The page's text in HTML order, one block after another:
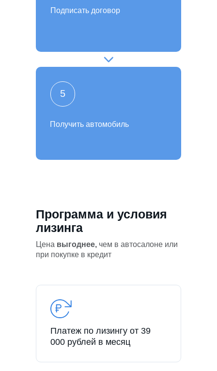
Получить автомобиль
5
Подписать договор
Программа и условия
лизинга
Цена выгоднее, чем в автосалоне или
при покупке в кредит
Платеж по лизингу от 39
000 рублей в месяц